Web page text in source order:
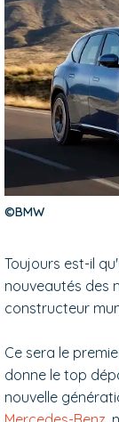
©BMW
Toujours est-il
nouveautés des
constructeur
Ce sera le
donne le top
nouvelle